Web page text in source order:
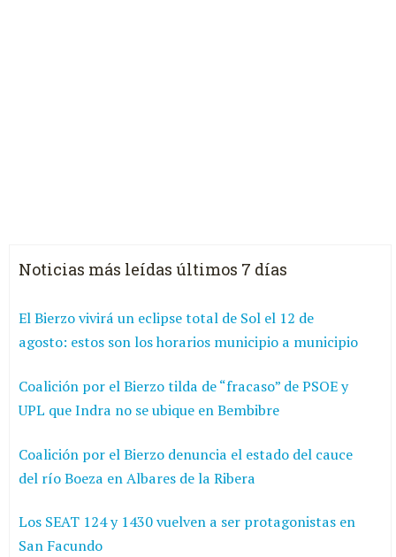
Noticias más leídas últimos 7 días
El Bierzo vivirá un eclipse total de Sol el 12 de
agosto: estos son los horarios municipio a municipio
Coalición por el Bierzo tilda de “fracaso” de PSOE y
UPL que Indra no se ubique en Bembibre
Coalición por el Bierzo denuncia el estado del cauce
del río Boeza en Albares de la Ribera
Los SEAT 124 y 1430 vuelven a ser protagonistas en
San Facundo